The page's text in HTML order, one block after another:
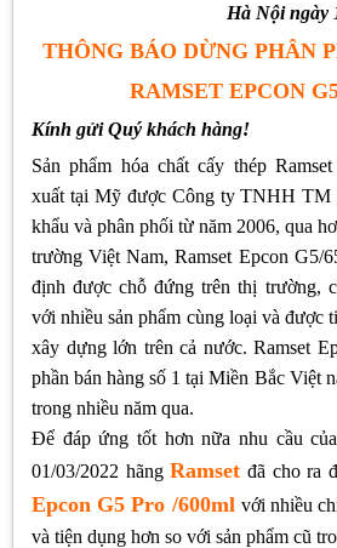
Hà Nội ngày
THÔNG BÁO DỪNG PHÂN
RAMSET EPCON
Kính gửi Quý khách hàng!
Sản phẩm hóa chất cấy thép
xuất tại Mỹ được Công ty TNHH TM
khẩu và phân phối từ năm 2006, qua
trường Việt Nam, Ramset Epcon G5/
định được chỗ đứng trên thị trường,
với nhiều sản phẩm cùng loại và được
xây dựng lớn trên cả nước. Ramset
phần bán hàng số 1 tại Miền Bắc Việt
trong nhiều năm qua.
Để đáp ứng tốt hơn nữa nhu cầu
01/03/2022 hãngRamset đã cho ra
Epcon G5 Pro /600ml với nhiều
và tiện dụng hơn so với sản phẩm cũ